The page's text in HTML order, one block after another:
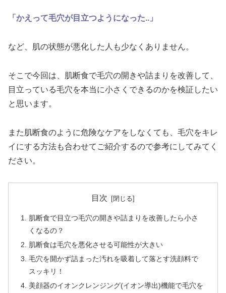
「かえって毛穴が目立つようになった..」
など、肌の状態が悪化した人も少なくありません。
そこで今回は、肌断食で毛穴の開きや詰まりを改善して、
目立っている毛穴を本当に小さくできるのかを検証したい
と思います。
また肌断食のように危険なケアをしなくても、毛穴をキレ
イにする方法も合わせてご紹介するので参考にしてみてく
ださい。
目次
肌断食で目立つ毛穴の開きや詰まりを改善したら小さ
くなるの？
肌断食は毛穴を悪化させる可能性が大きい
毛穴を開かず詰まった汚れを吸着して落とす洗顔料で
スッキリ！
美顔器のイオンクレンジング(イオン導出)機能で毛穴を